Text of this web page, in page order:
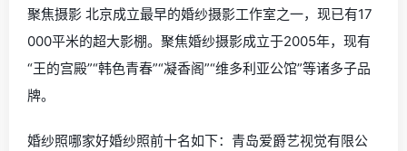
聚焦摄影 北京成立最早的婚纱摄影工作室之一，现已有17
000平米的超大影棚。聚焦婚纱摄影成立于2005年，现有
“王的宫殿”“韩色青春”“凝香阁”“维多利亚公馆”等诸多子品
牌。
婚纱照哪家好婚纱照前十名如下：青岛爱爵艺视觉有限公